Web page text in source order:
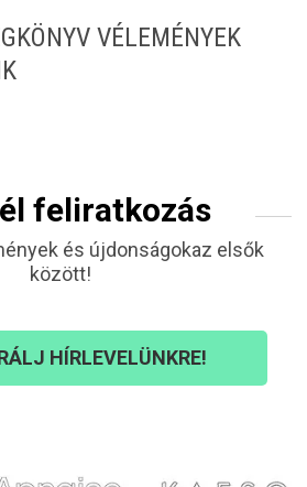
VÉLEMÉNYEK
feliratkozás
és újdonságokaz elsők
között!
HÍRLEVELÜNKRE!